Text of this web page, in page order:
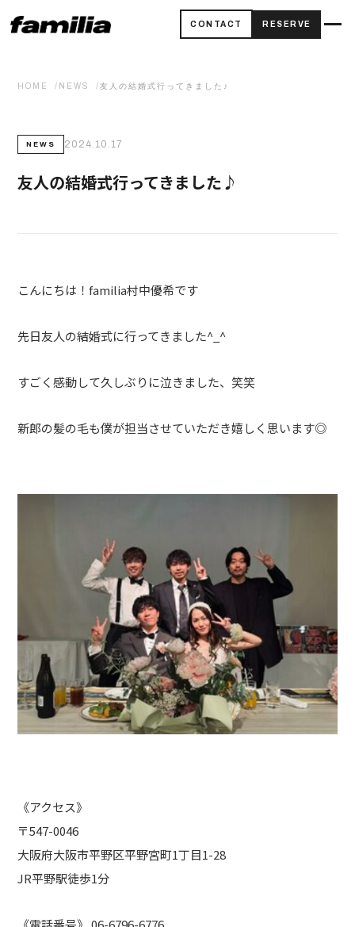
CONTACT RESERVE
HOME NEWS 友人の結婚式行ってきました♪
NEWS 2024.10.17
友人の結婚式行ってきました♪
こんにちは！familia村中優希です
先日友人の結婚式に行ってきました^_^
すごく感動して久しぶりに泣きました、笑笑
新郎の髪の毛も僕が担当させていただき嬉しく思います◎
《アクセス》
〒547-0046
大阪府大阪市平野区平野宮町1丁目1-28
JR平野駅徒歩1分